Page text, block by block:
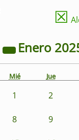
☒
Enero
Mié Jue
1 2
8 9